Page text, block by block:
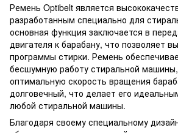
Ремень Optibelt является
разработанным специально для
основная функция заключается в
двигателя к барабану, что позволяет
программы стирки. Ремень
бесшумную работу стиральной
оптимальную скорость вращения
долговечный, что делает его
любой стиральной машины.
Благодаря своему специальному